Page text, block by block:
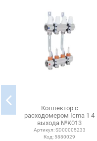
Коллектор с
расходомером Icma 1 4
выхода №K013
Артикул: SD00005233
Код: 5880029